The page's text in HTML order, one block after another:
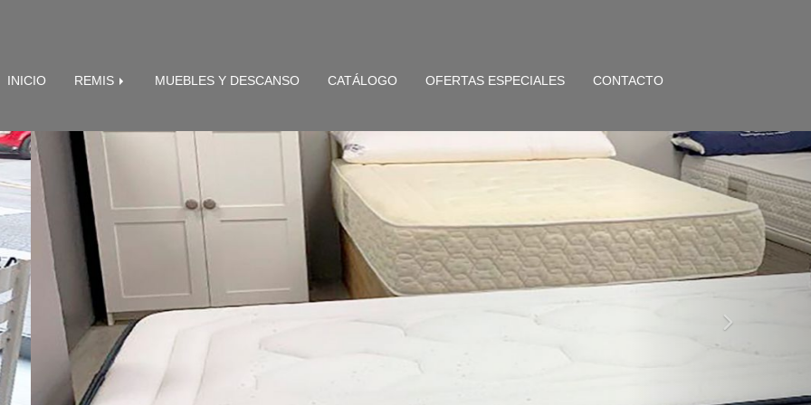
INICIO REMIS MUEBLES Y DESCANSO CATÁLOGO OFERTAS ESPECIALES CONTACTO
next